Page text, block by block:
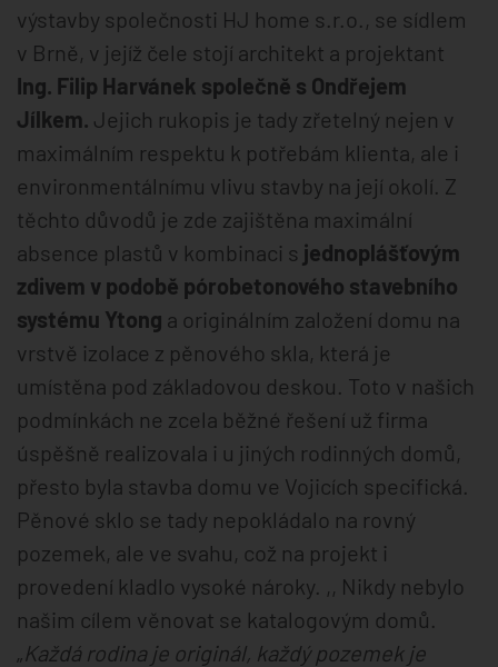
výstavby společnosti HJ home s.r.o., se sídlem
v Brně, v jejíž čele stojí architekt a projektant
Ing. Filip Harvánek společně s Ondřejem
Jílkem. Jejich rukopis je tady zřetelný nejen v
maximálním respektu k potřebám klienta, ale i
environmentálnímu vlivu stavby na její okolí. Z
těchto důvodů je zde zajištěna maximální
absence plastů v kombinaci s jednoplášťovým
zdivem v podobě pórobetonového stavebního
systému Ytong a originálním založení domu na
vrstvě izolace z pěnového skla, která je
umístěna pod základovou deskou. Toto v našich
podmínkách ne zcela běžné řešení už firma
úspěšně realizovala i u jiných rodinných domů,
přesto byla stavba domu ve Vojicích specifická.
Pěnové sklo se tady nepokládalo na rovný
pozemek, ale ve svahu, což na projekt i
provedení kladlo vysoké nároky. ,, Nikdy nebylo
našim cílem věnovat se katalogovým domů.
„Každá rodina je originál, každý pozemek je